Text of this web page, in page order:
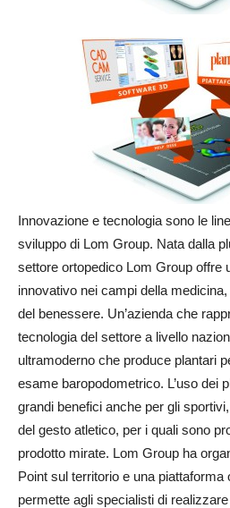
Innovazione e tecnologia sono le
sviluppo di Lom Group. Nata dalla
settore ortopedico Lom Group offre
innovativo nei campi della
del benessere. Un’azienda che
tecnologia del settore a livello
ultramoderno che produce plantari
esame baropodometrico. L’uso dei
grandi benefici anche per gli
del gesto atletico, per i quali sono
prodotto mirate. Lom Group ha
Point sul territorio e una piattaforma
permette agli specialisti di